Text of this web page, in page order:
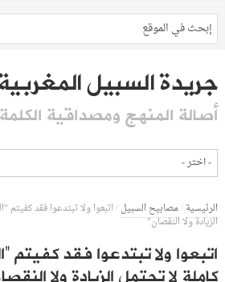
جريدة السبيل
أصالة المنهج ومصداقية الكلمة
الرئيسية/مصابيح السبيل/اتبعوا ولا تبتدعوا فقد
الزيادة ولا النقصان”
اتبعوا ولا تبتدعوا فقد كفيتم